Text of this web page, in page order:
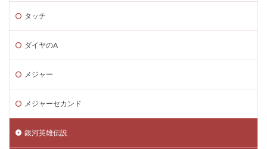
タッチ
ダイヤのA
メジャー
メジャーセカンド
銀河英雄伝説